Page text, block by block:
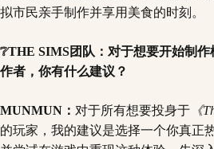
拟市民亲手制作并享用美食的时刻。
❔THE SIMS团队：对于想要开始制
作者，你有什么建议？
MUNMUN： 对于所有想要投身于 《
的玩家，我的建议是选择一个你真正